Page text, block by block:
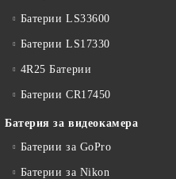
Батерии LS33600
Батерии LS17330
4R25 Батерии
Батерии CR17450
Батерия за видеокамера
Батерии за GoPro
Батерии за Nikon